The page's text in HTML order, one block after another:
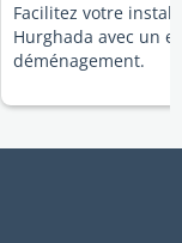
Facilitez votre
Hurghada avec un
déménagement.